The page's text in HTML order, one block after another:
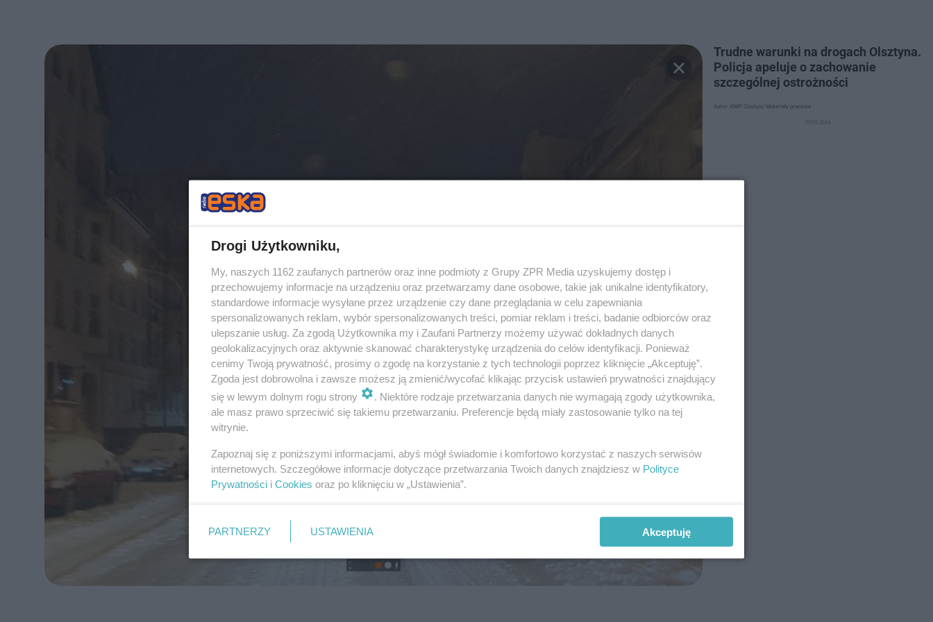
Trudne warunki na drogach Olsztyna.
Policja apeluje o zachowanie
szczególnej ostrożności
Autor: KMP Olsztyn/ Materiały prasowe
Drogi Użytkowniku,
My, naszych 1162 zaufanych partnerów oraz inne podmioty z Grupy ZPR Media uzyskujemy dostęp i
przechowujemy informacje na urządzeniu oraz przetwarzamy dane osobowe, takie jak unikalne identyfikatory,
standardowe informacje wysyłane przez urządzenie czy dane przeglądania w celu zapewniania
spersonalizowanych reklam, wybór spersonalizowanych treści, pomiar reklam i treści, badanie odbiorców oraz
ulepszanie usług. Za zgodą Użytkownika my i Zaufani Partnerzy możemy używać dokładnych danych
geolokalizacyjnych oraz aktywnie skanować charakterystykę urządzenia do celów identyfikacji. Ponieważ
cenimy Twoją prywatność, prosimy o zgodę na korzystanie z tych technologii poprzez kliknięcie „Akceptuję”.
Zgoda jest dobrowolna i zawsze możesz ją zmienić/wycofać klikając przycisk ustawień prywatności znajdujący
się w lewym dolnym rogu strony
. Niektóre rodzaje przetwarzania danych nie wymagają zgody użytkownika,
ale masz prawo sprzeciwić się takiemu przetwarzaniu. Preferencje będą miały zastosowanie tylko na tej
witrynie.
Zapoznaj się z poniższymi informacjami, abyś mógł świadomie i komfortowo korzystać z naszych serwisów
internetowych. Szczegółowe informacje dotyczące przetwarzania Twoich danych znajdziesz w Polityce
Prywatności i Cookies oraz po kliknięciu w „Ustawienia”.
PARTNERZY USTAWIENIA Akceptuję